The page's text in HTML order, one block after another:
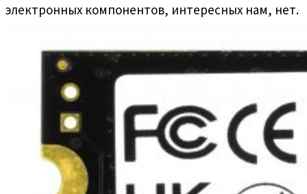
электронных компонентов, интересных нам, нет.